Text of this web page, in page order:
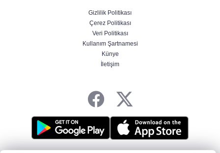
LGS 1. nakil sonuçları açıklandı
Selçuk Bayraktar, Şırnak'ta TEKNOFEST Dron
Gizlilik Politikası
Çerez Politikası
Veri Politikası
Kullanım Şartnamesi
Künye
İletişim